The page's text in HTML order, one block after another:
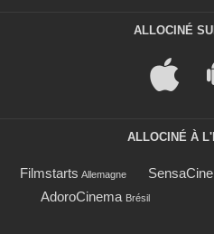
ALLOCINÉ
ALLOCINÉ À
Filmstarts Allemagne SensaCine
AdoroCinema Brésil